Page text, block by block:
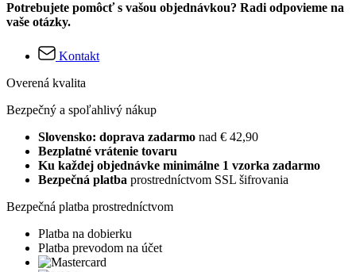
Potrebujete pomôcť s vašou objednávkou? Radi odpovieme na
vaše otázky.
Kontakt
Overená kvalita
Bezpečný a spoľahlivý nákup
Slovensko: doprava zadarmo nad € 42,90
Bezplatné vrátenie tovaru
Ku každej objednávke minimálne 1 vzorka zadarmo
Bezpečná platba prostredníctvom SSL šifrovania
Bezpečná platba prostredníctvom
Platba na dobierku
Platba prevodom na účet